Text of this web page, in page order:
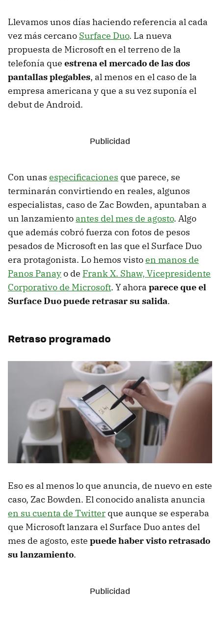
Llevamos unos días haciendo referencia al cada
vez más cercano Surface Duo. La nueva
propuesta de Microsoft en el terreno de la
telefonía que estrena el mercado de las dos
pantallas plegables, al menos en el caso de la
empresa americana y que a su vez suponía el
debut de Android.
Con unas especificaciones que parece, se
terminarán convirtiendo en reales, algunos
especialistas, caso de Zac Bowden, apuntaban a
un lanzamiento antes del mes de agosto. Algo
que además cobró fuerza con fotos de pesos
pesados de Microsoft en las que el Surface Duo
era protagonista. Lo hemos vistoen manos de
Panos Panayo de Frank X. Shaw, Vicepresidente
Corporativo de Microsoft. Y ahora parece que el
Surface Duo puede retrasar su salida.
Retraso programado
Eso es al menos lo que anuncia, de nuevo en este
caso, Zac Bowden. El conocido analista anuncia
en su cuenta de Twitter que aunque se esperaba
que Microsoft lanzara el Surface Duo antes del
mes de agosto, este puede haber visto retrasado
su lanzamiento.